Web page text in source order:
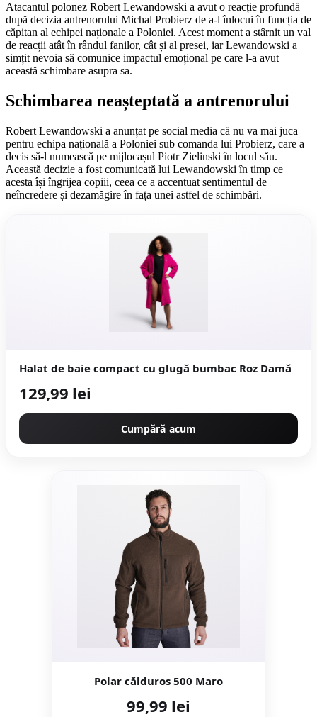
Atacantul polonez Robert Lewandowski a avut o reacție profundă
după decizia antrenorului Michal Probierz de a-l înlocui în funcția de
căpitan al echipei naționale a Poloniei. Acest moment a stârnit un val
de reacții atât în rândul fanilor, cât și al presei, iar Lewandowski a
simțit nevoia să comunice impactul emoțional pe care l-a avut
această schimbare asupra sa.
Schimbarea neașteptată a antrenorului
Robert Lewandowski a anunțat pe social media că nu va mai juca
pentru echipa națională a Poloniei sub comanda lui Probierz, care a
decis să-l numească pe mijlocașul Piotr Zielinski în locul său.
Această decizie a fost comunicată lui Lewandowski în timp ce
acesta își îngrijea copiii, ceea ce a accentuat sentimentul de
neîncredere și dezamăgire în fața unei astfel de schimbări.
Halat de baie compact cu glugă bumbac Roz Damă
129,99 lei
Cumpără acum
Polar călduros 500 Maro
99,99 lei